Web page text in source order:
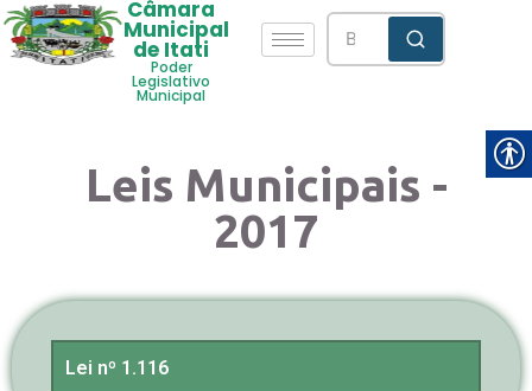
Câmara
Municipal
de Itati
Poder
Legislativo
Municipal
Leis Municipais -
2017
Lei nº 1.116